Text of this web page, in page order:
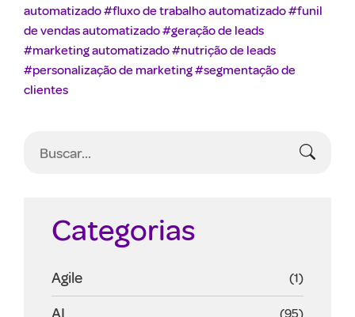
automatizado#fluxo de trabalho automatizado#funil
de vendas automatizado#geração de leads
#marketing automatizado#nutrição de leads
#personalização de marketing#segmentação de
clientes
Categorias
Agile (1)
AI (95)